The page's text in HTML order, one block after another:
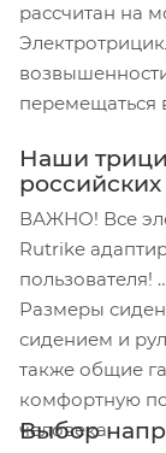
рассчитан на
перемещаться
Наши
ВАЖНО! Все
Rutrike
пользователя!
Размеры
сидением и
также общие
комфортную
человека.
Выбор